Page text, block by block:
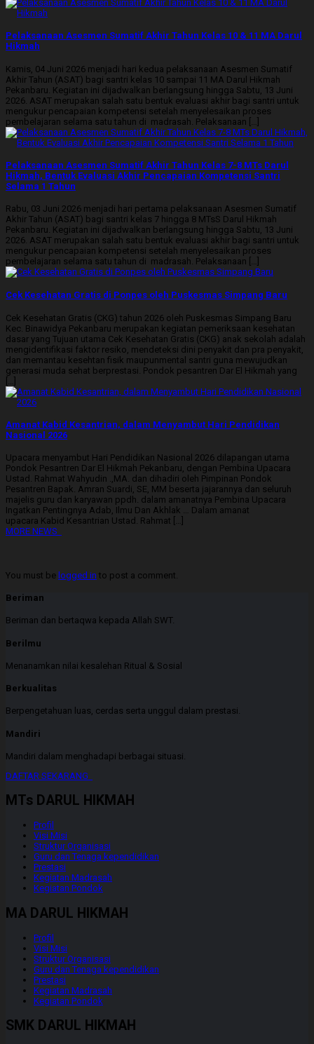
Pelaksanaan Asesmen Sumatif Akhir Tahun Kelas 10 & 11 MA Darul
Hikmah
Kamis, 04 Juni 2026 menjadi hari kedua pelaksanaan Asesmen Sumatif
Akhir Tahun (ASAT) bagi santri kelas 10 sampai 11 MA Darul Hikmah
Pekanbaru. Kegiatan ini dijadwalkan berlangsung hingga Sabtu, 13 Juni
2026. ASAT merupakan salah satu bentuk evaluasi akhir bagi santri untuk
mengukur pencapaian kompetensi setelah menyelesaikan proses
pembelajaran selama satu tahun di madrasah. Pelaksanaan […]
Pelaksanaan Asesmen Sumatif Akhir Tahun Kelas 7-8 MTs Darul
Hikmah, Bentuk Evaluasi Akhir Pencapaian Kompetensi Santri
Selama 1 Tahun
Rabu, 03 Juni 2026 menjadi hari pertama pelaksanaan Asesmen Sumatif
Akhir Tahun (ASAT) bagi santri kelas 7 hingga 8 MTsS Darul Hikmah
Pekanbaru. Kegiatan ini dijadwalkan berlangsung hingga Sabtu, 13 Juni
2026. ASAT merupakan salah satu bentuk evaluasi akhir bagi santri untuk
mengukur pencapaian kompetensi setelah menyelesaikan proses
pembelajaran selama satu tahun di madrasah. Pelaksanaan […]
Cek Kesehatan Gratis di Ponpes oleh Puskesmas Simpang Baru
Cek Kesehatan Gratis (CKG) tahun 2026 oleh Puskesmas Simpang Baru
Kec. Binawidya Pekanbaru merupakan kegiatan pemeriksaan kesehatan
dasar yang Tujuan utama Cek Kesehatan Gratis (CKG) anak sekolah adalah
mengidentifikasi faktor resiko, mendeteksi dini penyakit dan pra penyakit,
dan memantau kesehtan fisik maupunmental santri guna mewujudkan
generasi muda sehat berprestasi. Pondok pesantren Dar El Hikmah yang
Amanat Kabid Kesantrian, dalam Menyambut Hari Pendidikan
Nasional 2026
Upacara menyambut Hari Pendidikan Nasional 2026 dilapangan utama
Pondok Pesantren Dar El Hikmah Pekanbaru, dengan Pembina Upacara
Ustad. Rahmat Wahyudin .,MA. dan dihadiri oleh Pimpinan Pondok
Pesantren Bapak. Amran Suardi, SE, MM beserta jajarannya dan seluruh
majelis guru dan karyawan ppdh. dalam amanatnya Pembina Upacara
Ingatkan Pentingnya Adab, Ilmu Dan Akhlak … Dalam amanat
upacara Kabid Kesantrian Ustad. Rahmat […]
MORE NEWS
You must be logged in to post a comment.
Beriman
Beriman dan bertaqwa kepada Allah SWT.
Berilmu
Menanamkan nilai kesalehan Ritual & Sosial
Berkualitas
Berpengetahuan luas, cerdas serta unggul dalam prestasi.
Mandiri
Mandiri dalam menghadapi berbagai situasi.
DAFTAR SEKARANG
MTs DARUL HIKMAH
Profil
Visi Misi
Struktur Organisasi
Guru dan Tenaga kependidikan
Prestasi
Kegiatan Madrasah
Kegiatan Pondok
MA DARUL HIKMAH
Profil
Visi Misi
Struktur Organisasi
Guru dan Tenaga kependidikan
Prestasi
Kegiatan Madrasah
Kegiatan Pondok
SMK DARUL HIKMAH